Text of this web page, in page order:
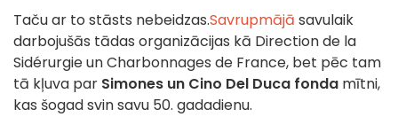
Taču ar to stāsts nebeidzas.Savrupmājā savulaik
darbojušās tādas organizācijas kā Direction de la
Sidérurgie un Charbonnages de France, bet pēc tam
tā kļuva par Simones un Cino Del Duca fonda mītni,
kas šogad svin savu 50. gadadienu.